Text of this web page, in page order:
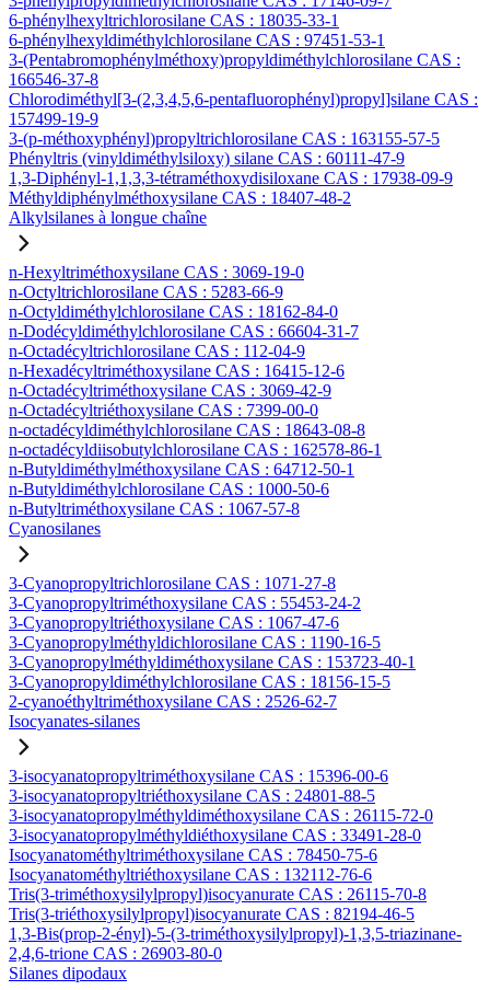
6-phénylhexyltrichlorosilane CAS : 18035-33-1
6-phénylhexyldiméthylchlorosilane CAS : 97451-53-1
3-(Pentabromophénylméthoxy)propyldiméthylchlorosilane CAS :
166546-37-8
Chlorodiméthyl[3-(2,3,4,5,6-pentafluorophényl)propyl]silane CAS :
157499-19-9
3-(p-méthoxyphényl)propyltrichlorosilane CAS : 163155-57-5
Phényltris (vinyldiméthylsiloxy) silane CAS : 60111-47-9
1,3-Diphényl-1,1,3,3-tétraméthoxydisiloxane CAS : 17938-09-9
Méthyldiphénylméthoxysilane CAS : 18407-48-2
Alkylsilanes à longue chaîne
n-Hexyltriméthoxysilane CAS : 3069-19-0
n-Octyltrichlorosilane CAS : 5283-66-9
n-Octyldiméthylchlorosilane CAS : 18162-84-0
n-Dodécyldiméthylchlorosilane CAS : 66604-31-7
n-Octadécyltrichlorosilane CAS : 112-04-9
n-Hexadécyltriméthoxysilane CAS : 16415-12-6
n-Octadécyltriméthoxysilane CAS : 3069-42-9
n-Octadécyltriéthoxysilane CAS : 7399-00-0
n-octadécyldiméthylchlorosilane CAS : 18643-08-8
n-octadécyldiisobutylchlorosilane CAS : 162578-86-1
n-Butyldiméthylméthoxysilane CAS : 64712-50-1
n-Butyldiméthylchlorosilane CAS : 1000-50-6
n-Butyltriméthoxysilane CAS : 1067-57-8
Cyanosilanes
3-Cyanopropyltrichlorosilane CAS : 1071-27-8
3-Cyanopropyltriméthoxysilane CAS : 55453-24-2
3-Cyanopropyltriéthoxysilane CAS : 1067-47-6
3-Cyanopropylméthyldichlorosilane CAS : 1190-16-5
3-Cyanopropylméthyldiméthoxysilane CAS : 153723-40-1
3-Cyanopropyldiméthylchlorosilane CAS : 18156-15-5
2-cyanoéthyltriméthoxysilane CAS : 2526-62-7
Isocyanates-silanes
3-isocyanatopropyltriméthoxysilane CAS : 15396-00-6
3-isocyanatopropyltriéthoxysilane CAS : 24801-88-5
3-isocyanatopropylméthyldiméthoxysilane CAS : 26115-72-0
3-isocyanatopropylméthyldiéthoxysilane CAS : 33491-28-0
Isocyanatométhyltriméthoxysilane CAS : 78450-75-6
Isocyanatométhyltriéthoxysilane CAS : 132112-76-6
Tris(3-triméthoxysilylpropyl)isocyanurate CAS : 26115-70-8
Tris(3-triéthoxysilylpropyl)isocyanurate CAS : 82194-46-5
1,3-Bis(prop-2-ényl)-5-(3-triméthoxysilylpropyl)-1,3,5-triazinane-
2,4,6-trione CAS : 26903-80-0
Silanes dipodaux